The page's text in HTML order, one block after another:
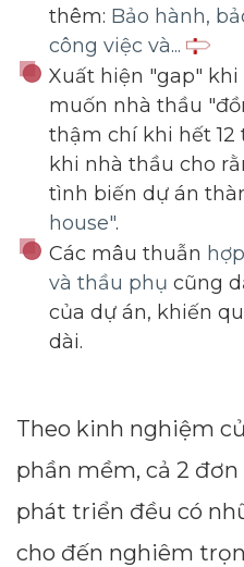
thêm: Bảo hành,
công việc và...
Xuất hiện "gap"
muốn nhà thầu
thậm chí khi hết 12
khi nhà thầu cho
tình biến dự án
house".
Các mâu thuẫn
và thầu phụ cũng
của dự án, khiến
dài.
Theo kinh nghiệm
phần mềm, cả 2
phát triển đều có
cho đến nghiêm